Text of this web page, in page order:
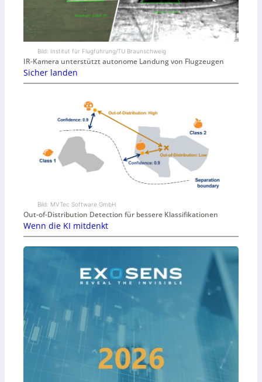
Bild: Institut für Flugführung/TU Braunschweig
IR-Kamera unterstützt autonome Landung von Flugzeugen
Sicher landen
Bild: MVTec Software GmbH
Out-of-Distribution Detection für bessere Klassifikationen
Wenn die KI mitdenkt